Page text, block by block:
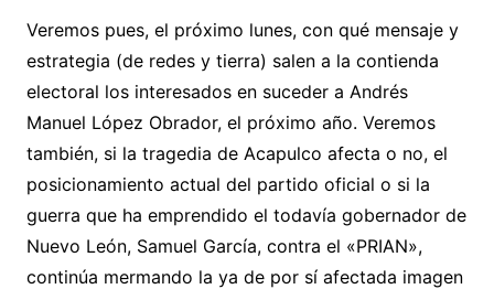
Veremos pues, el próximo lunes, con qué mensaje y
estrategia (de redes y tierra) salen a la contienda
electoral los interesados en suceder a Andrés
Manuel López Obrador, el próximo año. Veremos
también, si la tragedia de Acapulco afecta o no, el
posicionamiento actual del partido oficial o si la
guerra que ha emprendido el todavía gobernador de
Nuevo León, Samuel García, contra el «PRIAN»,
continúa mermando la ya de por sí afectada imagen